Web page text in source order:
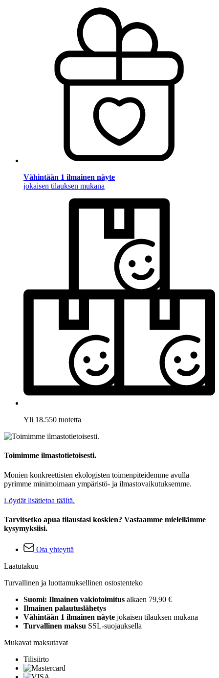
Vähintään 1 ilmainen näyte
jokaisen tilauksen mukana
Yli 18.550 tuotetta
Toimimme ilmastotietoisesti.
Monien konkreettisten ekologisten toimenpiteidemme avulla
pyrimme minimoimaan ympäristö- ja ilmastovaikutuksemme.
Löydät lisätietoa täältä.
Tarvitsetko apua tilaustasi koskien? Vastaamme mielellämme
kysymyksiisi.
Ota yhteyttä
Laatutakuu
Turvallinen ja luottamuksellinen ostostenteko
Suomi: Ilmainen vakiotoimitus alkaen 79,90 €
Ilmainen palautuslähetys
Vähintään 1 ilmainen näyte jokaisen tilauksen mukana
Turvallinen maksu SSL-suojauksella
Mukavat maksutavat
Tilisiirto